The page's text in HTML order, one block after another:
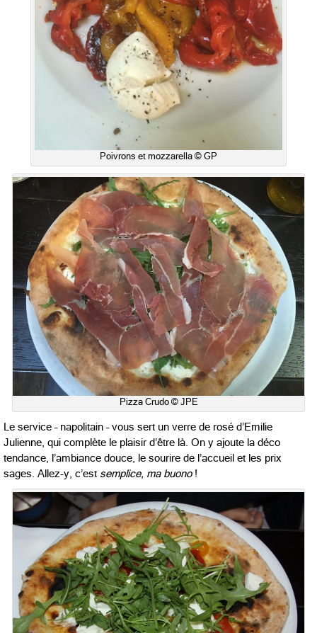
Poivrons et mozzarella © GP
Pizza Crudo © JPE
Le service – napolitain – vous sert un verre de rosé d’Emilie
Julienne, qui complète le plaisir d’être là. On y ajoute la déco
tendance, l’ambiance douce, le sourire de l’accueil et les prix
sages. Allez-y, c’est semplice, ma buono!